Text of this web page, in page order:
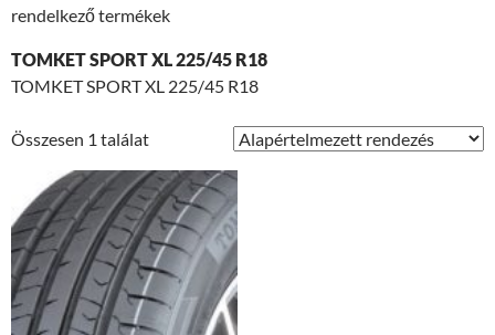
rendelkező termékek
TOMKET SPORT XL 225/45 R18
TOMKET SPORT XL 225/45 R18
Összesen 1 találat